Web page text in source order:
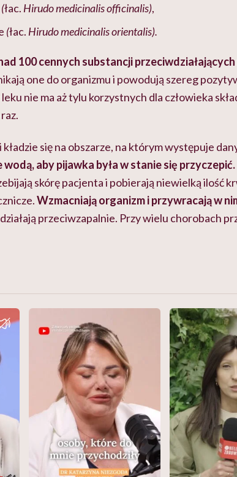
(łac. Hirudo medicinalis officinalis),
(łac. Hirudo medicinalis orientalis).
100 cennych substancji
one do organizmu i powodują szereg
nie ma aż tylu korzystnych dla człowieka
się na obszarze, na którym występuje
aby pijawka była w stanie się przyczepić.
skórę pacjenta i pobierają niewielką ilość
Wzmacniają organizm i przywracają w
przeciwzapalnie. Przy wielu chorobach